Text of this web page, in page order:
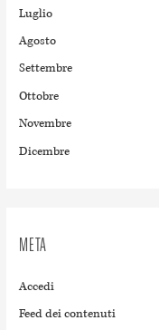
Luglio
Agosto
Settembre
Ottobre
Novembre
Dicembre
META
Accedi
Feed dei contenuti